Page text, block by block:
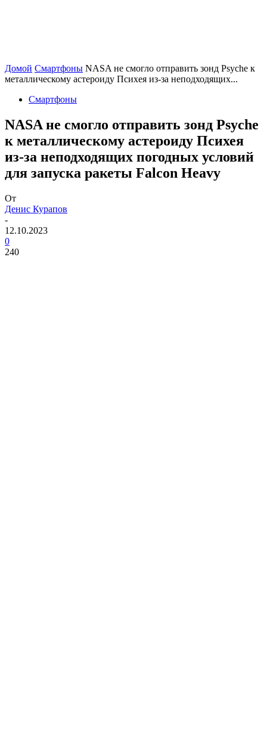
Домой Смартфоны NASA не смогло отправить зонд Psyche к
металлическому астероиду Психея из-за неподходящих...
Смартфоны
NASA не смогло отправить зонд Psyche
к металлическому астероиду Психея
из-за неподходящих погодных условий
для запуска ракеты Falcon Heavy
От
Денис Курапов
-
12.10.2023
0
240